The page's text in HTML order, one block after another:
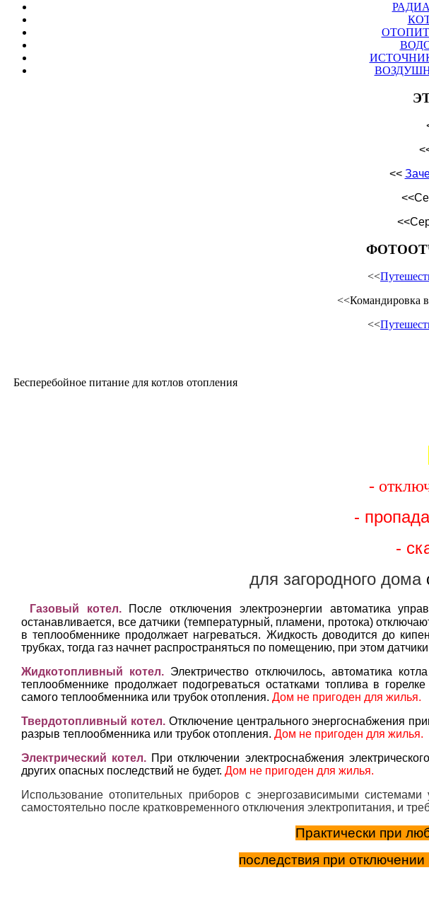
<<
<<
<<
<<Командировка
<<
Бесперебойное питание для котлов отопления
-
-
-
для загородного дома
Газовый котел.После отключения электроэнергии автоматика
останавливается, все датчики (температурный, пламени, протока)
в теплообменнике продолжает нагреваться. Жидкость доводится до
трубках, тогда газ начнет распространяться по помещению, при этом датчики
Жидкотопливный котел. Электричество отключилось, автоматика
теплообменнике продолжает подогреваться остатками топлива в
самого теплообменника или трубок отопления. Дом не пригоден для жилья.
Твердотопливный котел. Отключение центрального энергоснабжения
разрыв теплообменника или трубок отопления. Дом не пригоден для жилья.
Электрический котел. При отключении электроснабжения
других опасных последствий не будет. Дом не пригоден для жилья.
Использование отопительных приборов с энергозависимыми
самостоятельно после кратковременного отключения электропитания, и
Практически при
последствия при